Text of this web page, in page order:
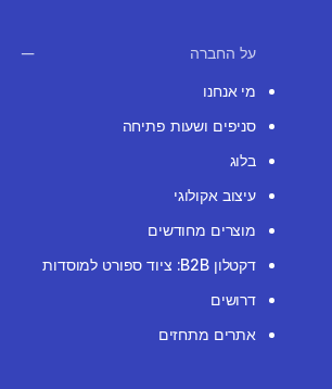
על החברה
מי אנחנו
סניפים ושעות פתיחה
בלוג
עיצוב אקולוגי
מוצרים מחודשים
דקטלון B2B: ציוד ספורט למוסדות
דרושים
אתרים מתחזים